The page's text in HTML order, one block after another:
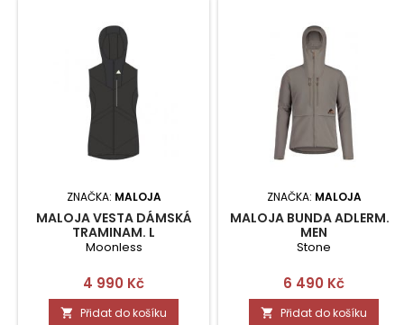
ZNAČKA: MALOJA
MALOJA VESTA DÁMSKÁ
TRAMINAM. L
Moonless
Cena
4 990 Kč
 Přidat do košíku
ZNAČKA: MALOJA
MALOJA BUNDA ADLERM. L
MEN
Stone
Cena
6 490 Kč
 Přidat do košíku